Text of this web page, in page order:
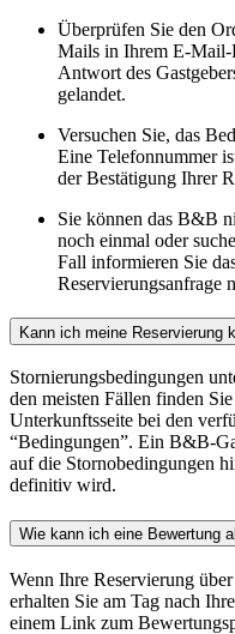
Überprüfen Sie den
Mails in Ihrem E-Mail-
Antwort des
gelandet.
Versuchen Sie, das
Eine Telefonnummer
der Bestätigung Ihrer
Sie können das B&B
noch einmal oder
Fall informieren Sie
Reservierungsanfrage
Kann ich meine Reservierung
Stornierungsbedingungen
den meisten Fällen finden
Unterkunftsseite bei den
“Bedingungen”. Ein B&B-
auf die Stornobedingungen
definitiv wird.
Wie kann ich eine Bewertung
Wenn Ihre Reservierung über
erhalten Sie am Tag nach
einem Link zum